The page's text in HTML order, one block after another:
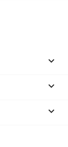


